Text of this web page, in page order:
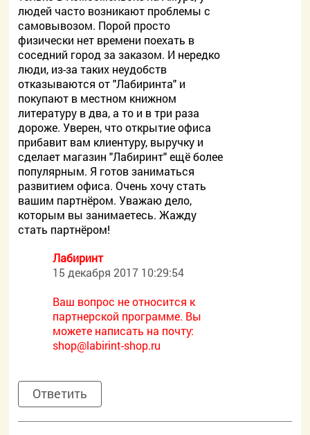
людей часто возникают проблемы с
самовывозом. Порой просто
физически нет времени поехать в
соседний город за заказом. И нередко
люди, из-за таких неудобств
отказываются от "Лабиринта" и
покупают в местном книжном
литературу в два, а то и в три раза
дороже. Уверен, что открытие офиса
прибавит вам клиентуру, выручку и
сделает магазин "Лабиринт" ещё более
популярным. Я готов заниматься
развитием офиса. Очень хочу стать
вашим партнёром. Уважаю дело,
которым вы занимаетесь. Жажду
стать партнёром!
Лабиринт
15 декабря 2017 10:29:54
Ваш вопрос не относится к
партнерской программе. Вы
можете написать на почту:
shop@labirint-shop.ru
Ответить